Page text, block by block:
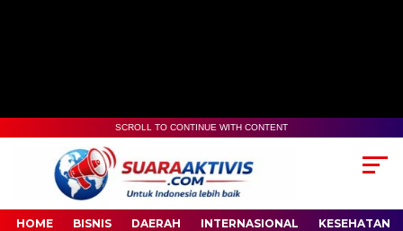
00:00
SCROLL TO CONTINUE WITH CONTENT
HOME BISNIS DAERAH INTERNASIONAL KESEHATAN